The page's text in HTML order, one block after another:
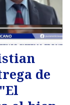
de